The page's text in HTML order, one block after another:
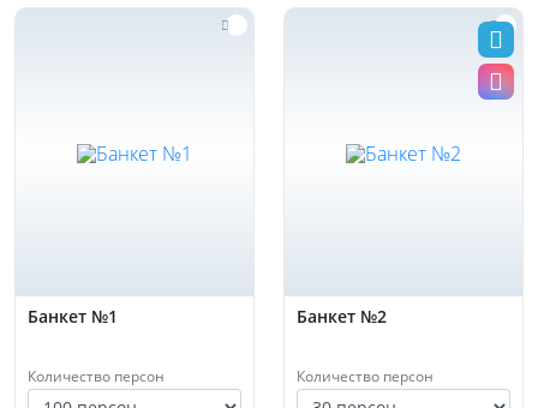
Банкет №1
Количество персон
Банкет №2
Количество персон